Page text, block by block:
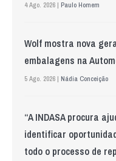
4 Ago. 2026 | Paulo Homem
Wolf mostra nova
embalagens na
5 Ago. 2026 | Nádia Conceição
“A INDASA procura
identificar
todo o processo de